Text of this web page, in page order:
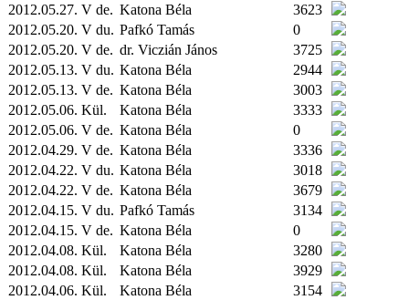
2012.05.27. V de. Katona Béla
3623
2012.05.20. V du. Pafkó Tamás
0
2012.05.20. V de. dr. Viczián János
3725
2012.05.13. V du. Katona Béla
2944
2012.05.13. V de. Katona Béla
3003
2012.05.06. Kül. Katona Béla
3333
2012.05.06. V de. Katona Béla
0
2012.04.29. V de. Katona Béla
3336
2012.04.22. V du. Katona Béla
3018
2012.04.22. V de. Katona Béla
3679
2012.04.15. V du. Pafkó Tamás
3134
2012.04.15. V de. Katona Béla
0
2012.04.08. Kül. Katona Béla
3280
2012.04.08. Kül. Katona Béla
3929
2012.04.06. Kül. Katona Béla
3154